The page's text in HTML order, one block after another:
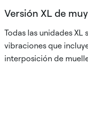
Versión XL de
Todas las unidades
vibraciones que
interposición de